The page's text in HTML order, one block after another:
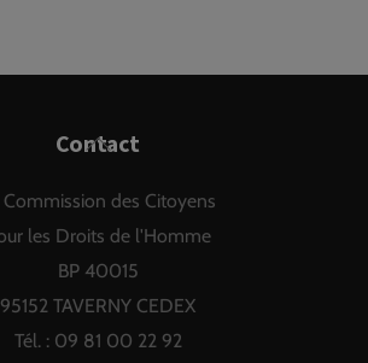
Back
Top
Contact
Commission des Citoyens
les Droits de l'Homme
BP 40015
95152 TAVERNY CEDEX
Tél. : 09 81 00 22 92